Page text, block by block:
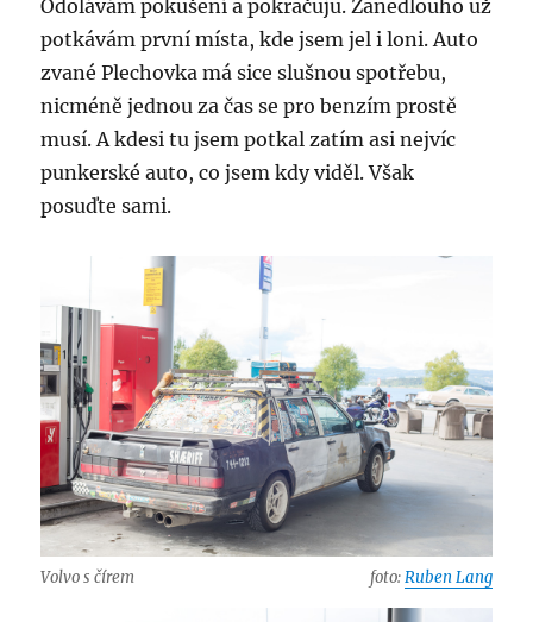
Odolávám pokušení a pokračuju. Zanedlouho už
potkávám první místa, kde jsem jel i loni. Auto
zvané Plechovka má sice slušnou spotřebu,
nicméně jednou za čas se pro benzím prostě
musí. A kdesi tu jsem potkal zatím asi nejvíc
punkerské auto, co jsem kdy viděl. Však
posuďte sami.
Volvo s čírem foto:Ruben Lang